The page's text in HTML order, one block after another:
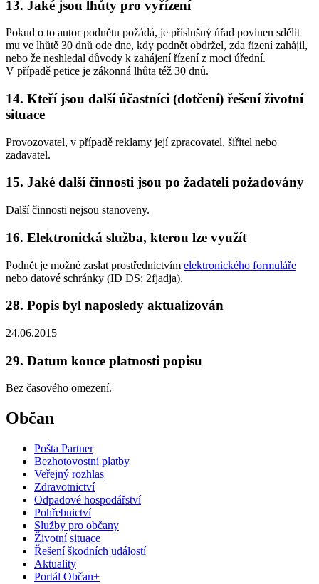
13. Jaké jsou lhůty pro vyřízení
Pokud o to autor podnětu požádá, je příslušný úřad povinen sdělit
mu ve lhůtě 30 dnů ode dne, kdy podnět obdržel, zda řízení zahájil,
nebo že neshledal důvody k zahájení řízení z moci úřední.
V případě petice je zákonná lhůta též 30 dnů.
14. Kteří jsou další účastníci (dotčení) řešení životní
situace
Provozovatel, v případě reklamy její zpracovatel, šiřitel nebo
zadavatel.
15. Jaké další činnosti jsou po žadateli požadovány
Další činnosti nejsou stanoveny.
16. Elektronická služba, kterou lze využít
Podnět je možné zaslat prostřednictvím elektronického formuláře
nebo datové schránky (ID DS: 2fjadja).
28. Popis byl naposledy aktualizován
24.06.2015
29. Datum konce platnosti popisu
Bez časového omezení.
Občan
Pošta Partner
Bezhotovostní platby
Veřejný rozhlas
Zdravotnictví
Odpadové hospodářství
Pohřebnictví
Služby pro občany
Životní situace
Řešení škodních událostí
Aktuality
Portál Občan+